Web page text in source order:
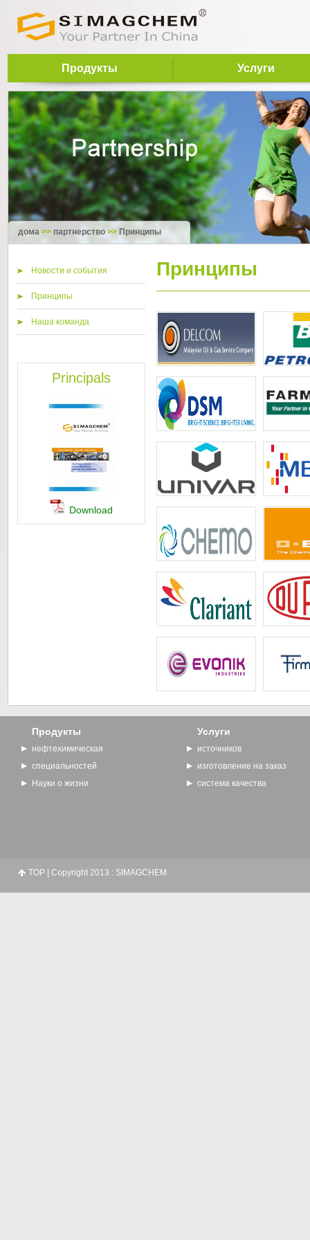
Продукты Услуги
дома>> партнерство>> Принципы
Новости и события
Принципы
Наша команда
Principals
Download
Принципы
Продукты
нефтехимическая
специальностей
Науки о жизни
Услуги
источников
изготовление на заказ
система качества
TOP| Copyright 2013 : SIMAGCHEM